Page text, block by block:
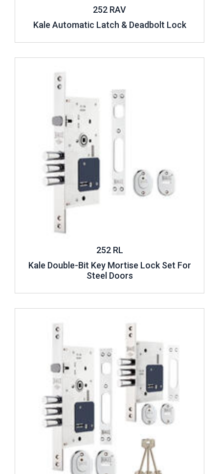
252 RAV
Kale Automatic Latch & Deadbolt Lock
252 RL
Kale Double-Bit Key Mortise Lock Set For
Steel Doors